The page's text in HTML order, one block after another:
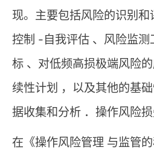
现。主要包括风险的识别
控制 -自我评估 、风险监
标 、对低频高损极端风险
续性计划 ，以及其他的基
据收集和分析 ．操作风险损
在《操作风险管理 与监管